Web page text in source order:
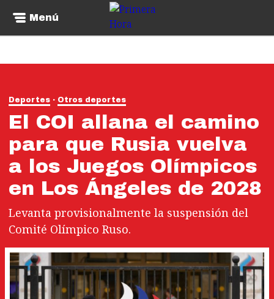
Menú
Deportes Otros deportes
El COI allana el camino
para que Rusia vuelva
a los Juegos Olímpicos
en Los Ángeles de 2028
Levanta provisionalmente la suspensión del
Comité Olímpico Ruso.